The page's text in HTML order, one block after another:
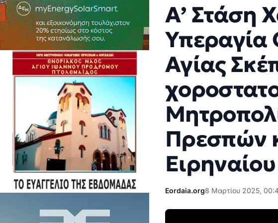
Α’ Στάση
Υπεραγία
Αγίας
Πρεσπών
Ειρηναίου
Eordaia.org8 Μαρτίου 2025,